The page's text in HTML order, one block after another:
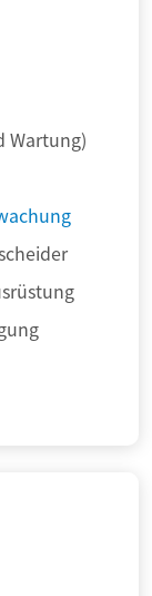
Wartung)